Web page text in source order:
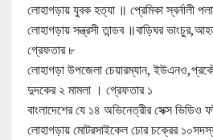
লোহাগড়ায় যুবক হত্যা ॥ প্রেমিকা স্বর্নালী
লোহাগড়ায় সন্ত্রসী তান্ডব ॥বাড়িঘর
গ্রেফতার ৮
লোহাগড়া উপজেলা চেয়ারম্যান,
দুদকের ২ মামলা । গ্রেফতার ১
বাংলাদেশের যে ১৪ অভিনেত্রীর সেক্স ভিডিও
লোহাগড়ায় মোটরসাইকেল চোর চক্রের